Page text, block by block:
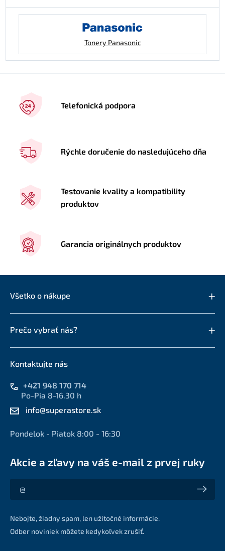
Tonery Panasonic
Telefonická podpora
Rýchle doručenie do nasledujúceho dňa
Testovanie kvality a kompatibility
produktov
Garancia originálnych produktov
Všetko o nákupe
Prečo vybrať nás?
Kontaktujte nás
+421 948 170 714
Po-Pia 8-16.30 h
info@superastore.sk
Pondelok - Piatok 8:00 - 16:30
Akcie a zľavy na váš e-mail z prvej ruky
Akcie a zľavy na váš e-mail z prvej ruky
Nebojte, žiadny spam, len užitočné informácie.
Odber noviniek môžete kedykoľvek zrušiť.